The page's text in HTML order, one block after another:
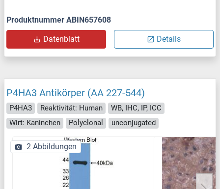
Produktnummer ABIN657608
Datenblatt Details
P4HA3 Antikörper (AA 227-544)
P4HA3 Reaktivität: Human
WB, IHC, IP, ICC
Wirt: Kaninchen
Polyclonal unconjugated
2 Abbildungen